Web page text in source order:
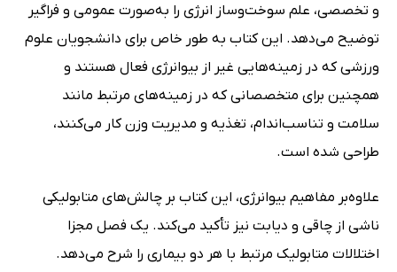
و تخصصی، علم سوخت‌وساز انرژی را به‌صورت عمومی و فراگیر
توضیح می‌دهد. این کتاب به طور خاص برای دانشجویان علوم
ورزشی که در زمینه‌هایی غیر از بیوانرژی فعال هستند و
همچنین برای متخصصانی که در زمینه‌های مرتبط مانند
سلامت و تناسب‌اندام، تغذیه و مدیریت وزن کار می‌کنند،
طراحی شده است.
علاوه‌بر مفاهیم بیوانرژی، این کتاب بر چالش‌های متابولیکی
ناشی از چاقی و دیابت نیز تأکید می‌کند. یک فصل مجزا
اختلالات متابولیک مرتبط با هر دو بیماری را شرح می‌دهد.